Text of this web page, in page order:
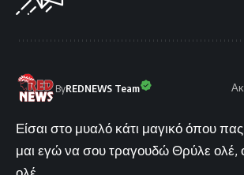
ByREDNEWS Team
Είσαι στο μυαλό κάτι μαγικό όπου
μαι εγώ να σου τραγουδώ Θρύλε ολέ,